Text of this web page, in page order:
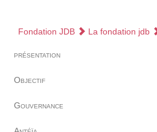
Fondation JDB La fondation jdb
présentation
Objectif
Gouvernance